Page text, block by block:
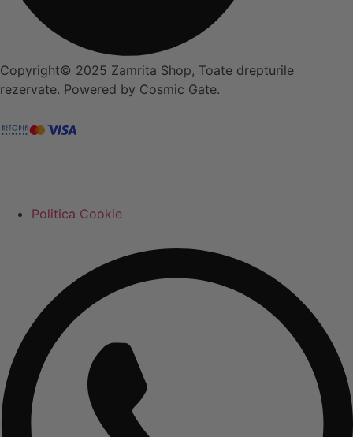
Copyright© 2025 Zamrita Shop, Toate drepturile
rezervate. Powered by Cosmic Gate.
Politica Cookie